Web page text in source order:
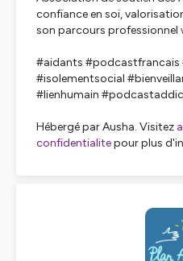
confiance en soi,
son parcours professionnel
#aidants #podcastfrancais
#isolementsocial
#lienhumain
Hébergé par Ausha. Visitez
confidentialitepour plus